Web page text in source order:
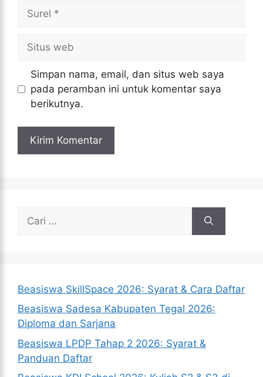
Surel
Situs
web
Simpan nama, email, dan situs web saya
pada peramban ini untuk komentar saya
berikutnya.
untuk:
Beasiswa SkillSpace 2026: Syarat & Cara Daftar
Beasiswa Sadesa Kabupaten Tegal 2026:
Diploma dan Sarjana
Beasiswa LPDP Tahap 2 2026: Syarat &
Panduan Daftar